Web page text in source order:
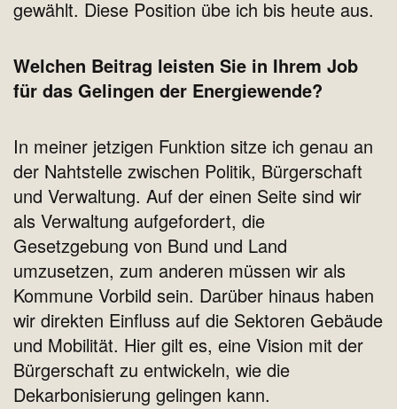
gewählt. Diese Position übe ich bis heute aus.
Welchen Beitrag leisten Sie in Ihrem Job
für das Gelingen der Energiewende?
In meiner jetzigen Funktion sitze ich genau an
der Nahtstelle zwischen Politik, Bürgerschaft
und Verwaltung. Auf der einen Seite sind wir
als Verwaltung aufgefordert, die
Gesetzgebung von Bund und Land
umzusetzen, zum anderen müssen wir als
Kommune Vorbild sein. Darüber hinaus haben
wir direkten Einfluss auf die Sektoren Gebäude
und Mobilität. Hier gilt es, eine Vision mit der
Bürgerschaft zu entwickeln, wie die
Dekarbonisierung gelingen kann.